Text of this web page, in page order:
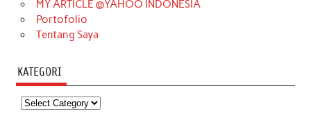
MY ARTICLE @YAHOO INDONESIA
Portofolio
Tentang Saya
KATEGORI
Kategori